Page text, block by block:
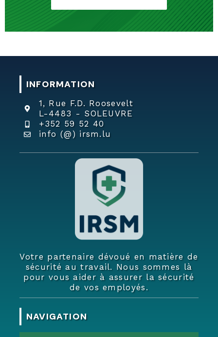
INFORMATION
1, Rue F.D. Roosevelt
L-4483 - SOLEUVRE
+352 59 52 40
info (@) irsm.lu
Votre partenaire dévoué en matière de
sécurité au travail. Nous sommes là
pour vous aider à assurer la sécurité
de vos employés.
NAVIGATION